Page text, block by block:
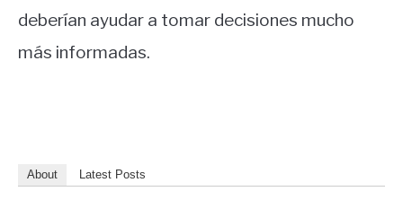
deberían ayudar a tomar decisiones mucho
más informadas.
About Latest Posts